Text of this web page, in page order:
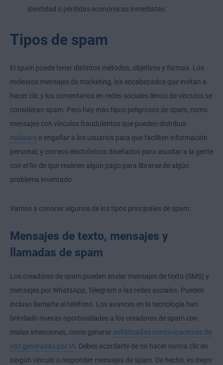
identidad o pérdidas económicas inmediatas.
Tipos de spam
El spam puede tener distintos métodos, objetivos y formas. Los
molestos mensajes de marketing, los encabezados que invitan a
hacer clic y los comentarios en redes sociales llenos de vínculos se
consideran spam. Pero hay más tipos peligrosos de spam, como
mensajes con vínculos fraudulentos que pueden distribuir
malware o engañar a los usuarios para que faciliten información
personal, y correos electrónicos diseñados para asustar a la gente
con el fin de que realicen algún pago para librarse de algún
problema inventado.
Vamos a conocer algunos de los tipos principales de spam:
Mensajes de texto, mensajes y
llamadas de spam
Los creadores de spam pueden enviar mensajes de texto (SMS) y
mensajes por WhatsApp, Telegram o las redes sociales. Pueden
incluso llamarte al teléfono. Los avances en la tecnología han
brindado nuevas oportunidades a los creadores de spam con
malas intenciones, como generar sofisticadas comunicaciones de
voz generadas por IA. Debes acordarte de no hacer nunca clic en
ningún vínculo o responder mensajes de spam. De hecho, es mejor